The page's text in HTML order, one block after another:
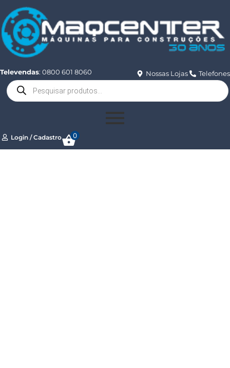
Televendas: 0800 601 8060 Nossas Lojas Telefones
Login / Cadastro 0